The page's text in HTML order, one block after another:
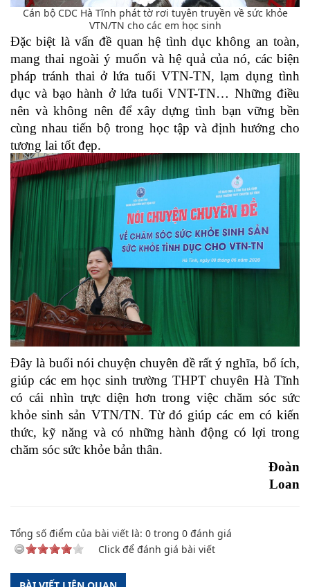
Cán bộ CDC Hà Tĩnh phát tờ rơi tuyên truyền về sức khỏe
VTN/TN cho các em học sinh
Đặc biệt là vấn đề quan hệ tình dục không an toàn,
mang thai ngoài ý muốn và hệ quả của nó, các biện
pháp tránh thai ở lứa tuổi VTN-TN, lạm dụng tình
dục và bạo hành ở lứa tuổi VNT-TN… Những điều
nên và không nên để xây dựng tình bạn vững bền
cùng nhau tiến bộ trong học tập và định hướng cho
tương lai tốt đẹp.
Đây là buổi nói chuyện chuyên đề rất ý nghĩa, bổ ích,
giúp các em học sinh trường THPT chuyên Hà Tĩnh
có cái nhìn trực diện hơn trong việc chăm sóc sức
khỏe sinh sản VTN/TN. Từ đó giúp các em có kiến
thức, kỹ năng và có những hành động có lợi trong
chăm sóc sức khỏe bản thân.
Đoàn
Loan
Tổng số điểm của bài viết là: 0 trong 0 đánh giá
Click để đánh giá bài viết